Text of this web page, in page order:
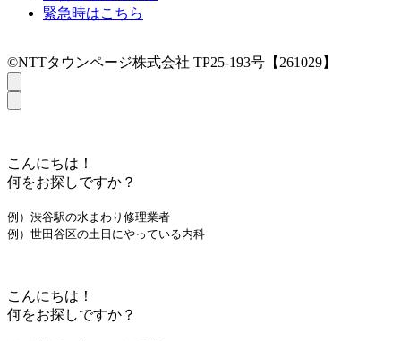
緊急時はこちら
©NTTタウンページ株式会社 TP25-193号【261029】
こんにちは！
何をお探しですか？
例）渋谷駅の水まわり修理業者
例）世田谷区の土日にやっている内科
こんにちは！
何をお探しですか？